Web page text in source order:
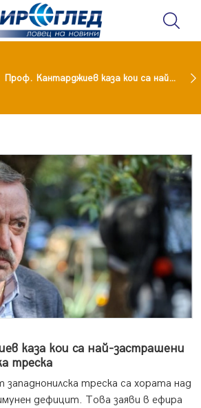
Проф. Кантарджиев каза кои са най-застрашени от западно нилска треска
каза кои са най-застрашени
треска
треска са хората над
дефицит. Това заяви в ефира